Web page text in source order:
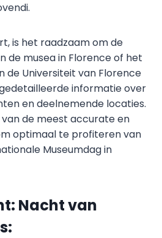
is het raadzaam om de
de musea in Florence of het
de Universiteit van Florence
informatie over
en deelnemende locaties.
de meest accurate en
optimaal te profiteren van
Museumdag in
Nacht van